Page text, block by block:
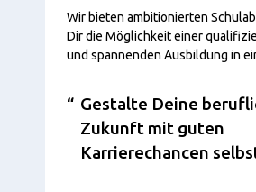
Content
Wir bieten ambitionierten
Dir die Möglichkeit einer
und spannenden Ausbildung in
Gestalte Deine
Zukunft mit guten
Karrierechancen